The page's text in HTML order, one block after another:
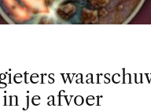
je afvoer